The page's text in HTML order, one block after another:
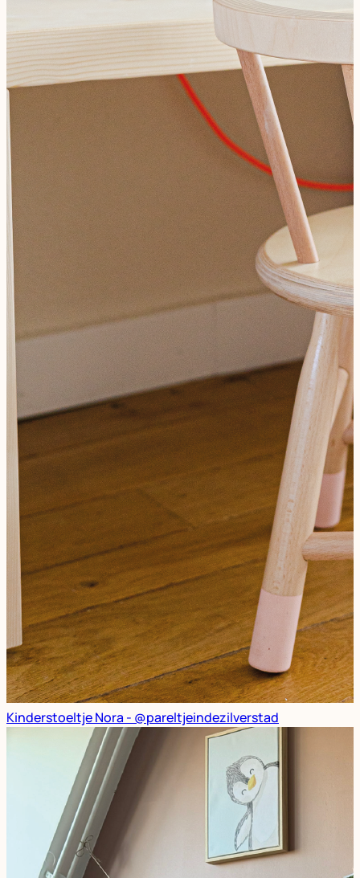
Kinderstoeltje Nora - @pareltjeindezilverstad